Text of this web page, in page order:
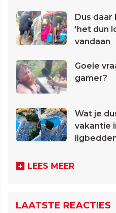
Dus
'het dun
vandaan
Goeie
gamer?
Wat je
vakantie
LEES MEER
LAATSTE REACTIES